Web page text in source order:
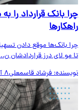
بانک قرارداد را
بانک‌ها موقع دادن
مو لای درز قراردادشان ن...
فرشاد قاسمعلی8 آگوست 2026